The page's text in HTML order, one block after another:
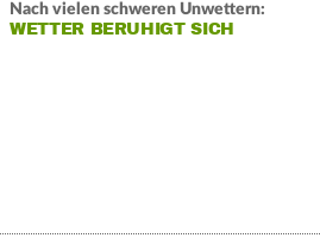
Nach vielen schweren Unwettern:
WETTER BERUHIGT SICH